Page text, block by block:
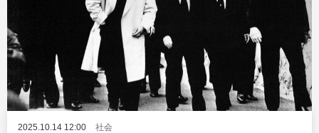
2025.10.14 12:00 社会